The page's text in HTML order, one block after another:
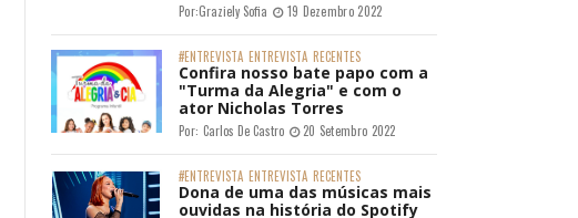
Por:Graziely Sofia 19 Dezembro 2022
#ENTREVISTA ENTREVISTA RECENTES
Confira nosso bate papo com a
"Turma da Alegria" e com o
ator Nicholas Torres
Por: Carlos De Castro 20 Setembro 2022
#ENTREVISTA ENTREVISTA RECENTES
Dona de uma das músicas mais
ouvidas na história do Spotify